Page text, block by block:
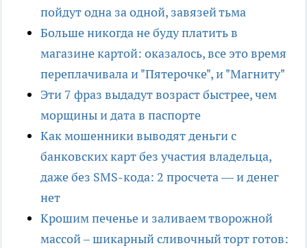
пойдут одна за одной, завязей тьма
Больше никогда не буду платить в
магазине картой: оказалось, все это время
переплачивала и "Пятерочке", и "Магниту"
Эти 7 фраз выдадут возраст быстрее, чем
морщины и дата в паспорте
Как мошенники выводят деньги с
банковских карт без участия владельца,
даже без SMS-кода: 2 просчета — и денег
нет
Крошим печенье и заливаем творожной
массой – шикарный сливочный торт готов: